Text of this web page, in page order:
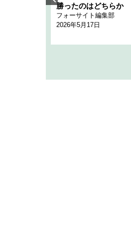
勝ったのはどちらか
フォーサイト編集部
2026年5月17日